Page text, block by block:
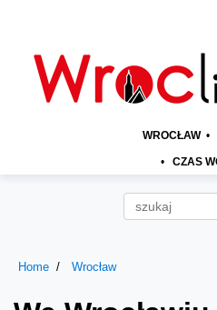
WROCŁAW •
• CZAS
Home Wrocław